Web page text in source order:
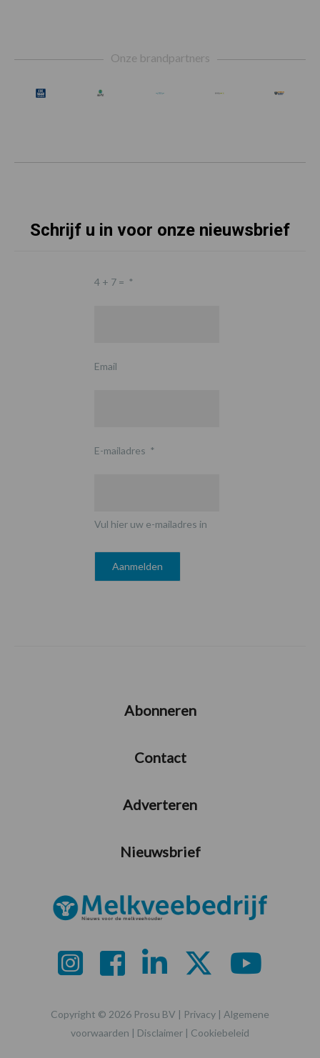
Onze brandpartners
Schrijf u in voor onze nieuwsbrief
4 + 7 = *
Email
E-mailadres *
Vul hier uw e-mailadres in
Abonneren
Contact
Adverteren
Nieuwsbrief
Copyright © 2026 Prosu BV | Privacy | Algemene
voorwaarden | Disclaimer | Cookiebeleid